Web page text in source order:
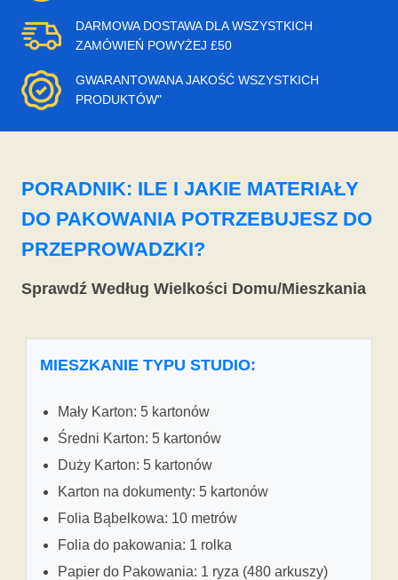
DARMOWA DOSTAWA DLA WSZYSTKICH
ZAMÓWIEŃ POWYŻEJ £50
GWARANTOWANA JAKOŚĆ WSZYSTKICH
PRODUKTÓW"
PORADNIK: ILE I JAKIE MATERIAŁY
DO PAKOWANIA POTRZEBUJESZ DO
PRZEPROWADZKI?
Sprawdź Według Wielkości Domu/Mieszkania
MIESZKANIE TYPU STUDIO:
Mały Karton: 5 kartonów
Średni Karton: 5 kartonów
Duży Karton: 5 kartonów
Karton na dokumenty: 5 kartonów
Folia Bąbelkowa: 10 metrów
Folia do pakowania: 1 rolka
Papier do Pakowania: 1 ryza (480 arkuszy)